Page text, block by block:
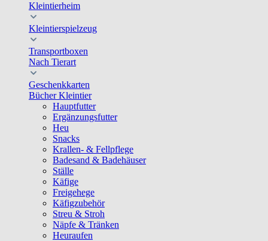
Kleintierheim
Kleintierspielzeug
Transportboxen
Nach Tierart
Geschenkkarten
Bücher Kleintier
Hauptfutter
Ergänzungsfutter
Heu
Snacks
Krallen- & Fellpflege
Badesand & Badehäuser
Ställe
Käfige
Freigehege
Käfigzubehör
Streu & Stroh
Näpfe & Tränken
Heuraufen